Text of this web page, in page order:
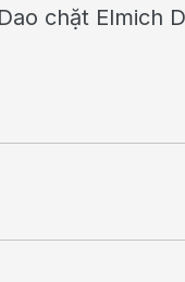
chặt Elmich